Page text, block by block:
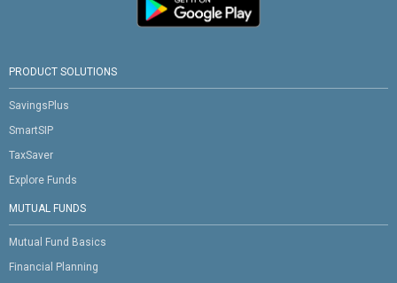
PRODUCT SOLUTIONS
SavingsPlus
SmartSIP
TaxSaver
Explore Funds
MUTUAL FUNDS
Mutual Fund Basics
Financial Planning